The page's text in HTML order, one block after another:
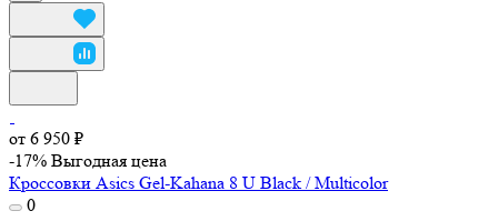
от 6 950 ₽
-17% Выгодная цена
Кроссовки Asics Gel-Kahana 8 U Black / Multicolor
0